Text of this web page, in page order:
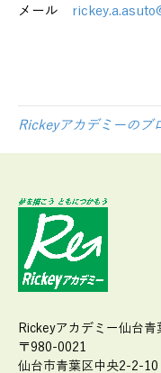
メール
Rickeyアカデミーのブ
Rickeyアカデミー仙台青
〒980-0021
仙台市青葉区中央2-2-10